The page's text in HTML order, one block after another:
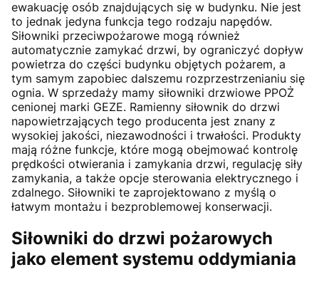
ewakuację osób znajdujących się w budynku. Nie jest
to jednak jedyna funkcja tego rodzaju napędów.
Siłowniki przeciwpożarowe mogą również
automatycznie zamykać drzwi, by ograniczyć dopływ
powietrza do części budynku objętych pożarem, a
tym samym zapobiec dalszemu rozprzestrzenianiu się
ognia. W sprzedaży mamy siłowniki drzwiowe PPOŻ
cenionej marki GEZE. Ramienny siłownik do drzwi
napowietrzających tego producenta jest znany z
wysokiej jakości, niezawodności i trwałości. Produkty
mają różne funkcje, które mogą obejmować kontrolę
prędkości otwierania i zamykania drzwi, regulację siły
zamykania, a także opcje sterowania elektrycznego i
zdalnego. Siłowniki te zaprojektowano z myślą o
łatwym montażu i bezproblemowej konserwacji.
Siłowniki do drzwi pożarowych
jako element systemu oddymiania